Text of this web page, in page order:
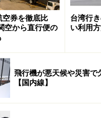
ダ サイクリング・ルート -
Big City Bike Tour（大
ビールがセットで
リン
空券を徹底比
空から直行便の
台湾行
い利用
飛行機が悪天候や災害で
【国内線】